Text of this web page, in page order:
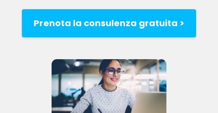
Prenota la consulenza gratuita >